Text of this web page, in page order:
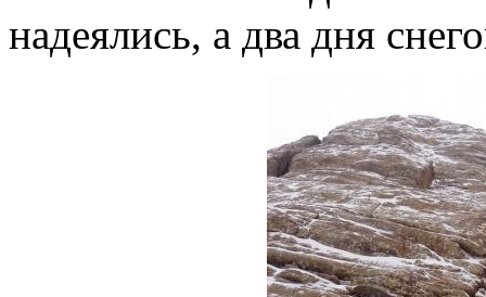
надеялись, а два дня